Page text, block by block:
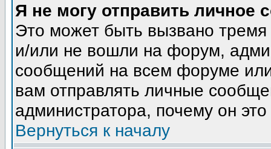
Я не могу отправить личное
Это может быть вызвано
и/или не вошли на форум,
сообщений на всем форуме
вам отправлять личные
администратора, почему он
Вернуться к началу